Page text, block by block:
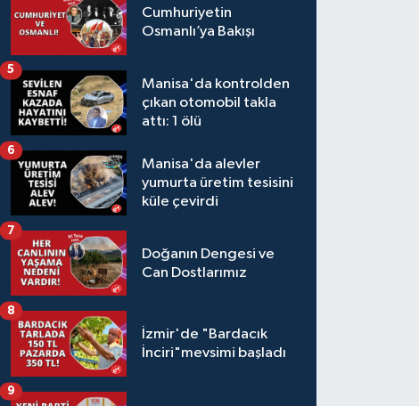
Cumhuriyetin
Osmanlı’ya Bakışı
Manisa'da kontrolden
çıkan otomobil takla
attı: 1 ölü
5
Manisa'da alevler
yumurta üretim tesisini
küle çevirdi
6
Doğanın Dengesi ve
Can Dostlarımız
7
İzmir'de "Bardacık
İnciri"mevsimi başladı
8
9